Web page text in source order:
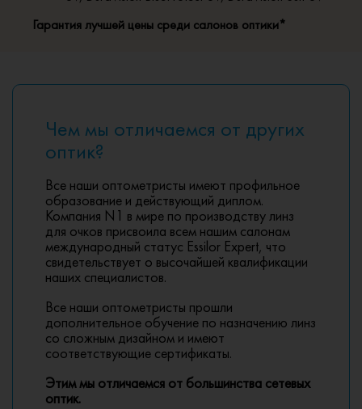
Гарантия лучшей цены среди салонов оптики*
Чем мы отличаемся от других
оптик?
Все наши оптометристы имеют профильное
образование и действующий диплом.
Компания N1 в мире по производству линз
для очков присвоила всем нашим салонам
международный статус Essilor Expert, что
свидетельствует о высочайшей квалификации
наших специалистов.
Все наши оптометристы прошли
дополнительное обучение по назначению линз
со сложным дизайном и имеют
соответствующие сертификаты.
Этим мы отличаемся от большинства сетевых
оптик.